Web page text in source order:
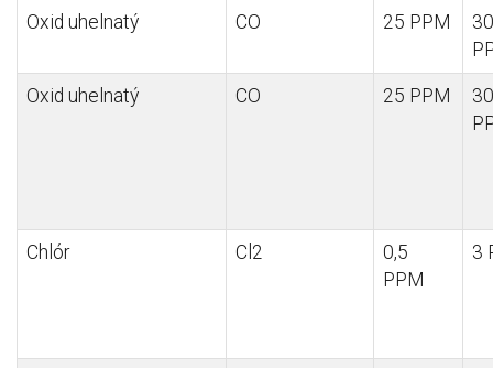
Oxid uhelnatý CO 25 PPM
Oxid uhelnatý CO 25 PPM
Chlór Cl2
0,5
PPM
3